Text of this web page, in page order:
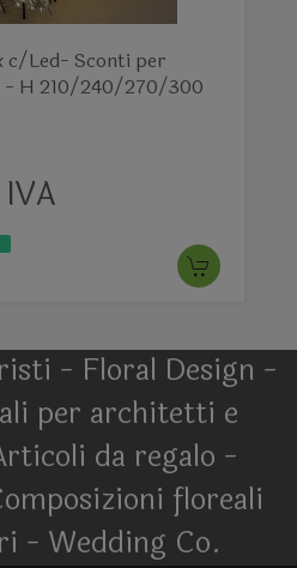
per
- H 210/240/270/300
- Floral Design -
per architetti e
da regalo -
floreali
- Wedding Co.